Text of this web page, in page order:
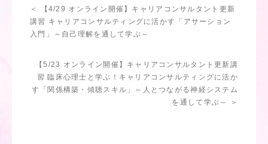
＜ 【4/29 オンライン開催】キャリアコンサルタント更新
講習 キャリアコンサルティングに活かす「アサーション
入門」～自己理解を通して学ぶ～
【5/23 オンライン開催】キャリアコンサルタント更新講
習 臨床心理士と学ぶ！キャリアコンサルティングに活か
す「関係構築・傾聴スキル」～人とつながる神経システム
を通して学ぶ～ ＞